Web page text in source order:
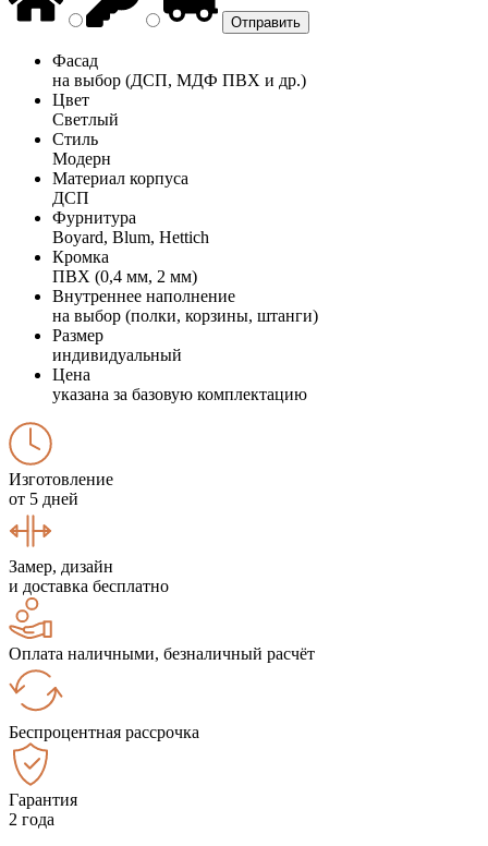
Фасад
на выбор (ДСП, МДФ ПВХ и др.)
Цвет
Светлый
Стиль
Модерн
Материал корпуса
ДСП
Фурнитура
Boyard, Blum, Hettich
Кромка
ПВХ (0,4 мм, 2 мм)
Внутреннее наполнение
на выбор (полки, корзины, штанги)
Размер
индивидуальный
Цена
указана за базовую комплектацию
Изготовление
от 5 дней
Замер, дизайн
и доставка бесплатно
Оплата наличными, безналичный расчёт
Беспроцентная рассрочка
Гарантия
2 года